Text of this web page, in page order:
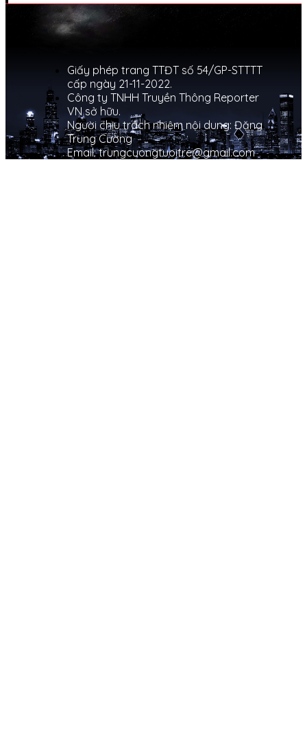
Giấy phép trang TTĐT số 54/GP-STTTT
cấp ngày 21-11-2022.
Công ty TNHH Truyền Thông Reporter
VN sở hữu.
Người chịu trách nhiệm nội dung: Đặng
Trung Cường
Email: trungcuongtuoitre@gmail.com